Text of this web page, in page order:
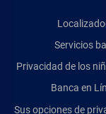
Servicios
Privacidad de los
Banca en
Sus opciones de